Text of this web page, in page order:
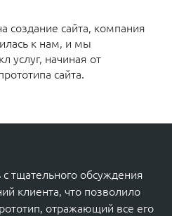
создание сайта, компания
к нам, и мы
услуг, начиная от
сайта.
тщательного обсуждения
клиента, что позволило
отражающий все его